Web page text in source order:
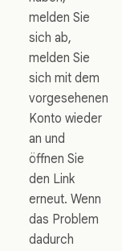
melden Sie
sich ab,
melden Sie
sich mit dem
vorgesehenen
Konto wieder
an und
öffnen Sie
den Link
erneut. Wenn
das Problem
dadurch